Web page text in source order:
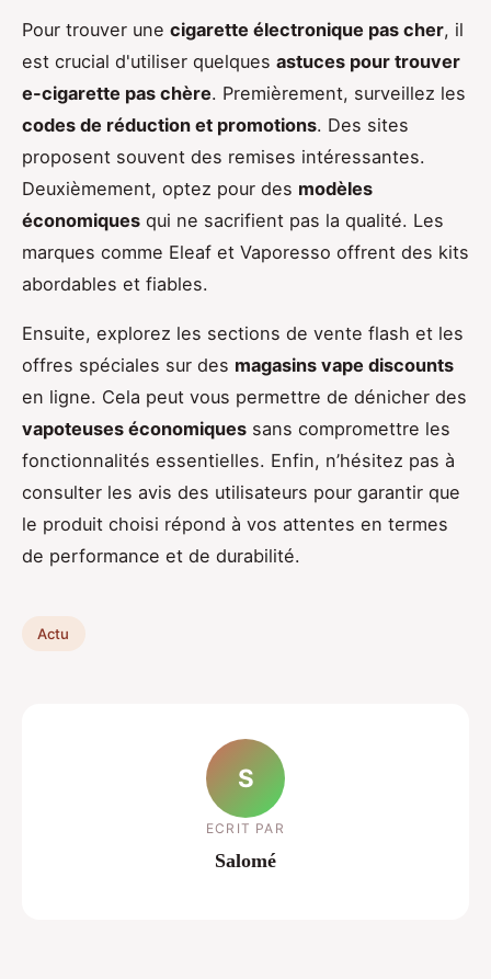
Pour trouver une cigarette électronique pas cher, il
est crucial d'utiliser quelques astuces pour trouver
e-cigarette pas chère. Premièrement, surveillez les
codes de réduction et promotions. Des sites
proposent souvent des remises intéressantes.
Deuxièmement, optez pour des modèles
économiques qui ne sacrifient pas la qualité. Les
marques comme Eleaf et Vaporesso offrent des kits
abordables et fiables.
Ensuite, explorez les sections de vente flash et les
offres spéciales sur des magasins vape discounts
en ligne. Cela peut vous permettre de dénicher des
vapoteuses économiques sans compromettre les
fonctionnalités essentielles. Enfin, n’hésitez pas à
consulter les avis des utilisateurs pour garantir que
le produit choisi répond à vos attentes en termes
de performance et de durabilité.
Actu
S
ECRIT PAR
Salomé